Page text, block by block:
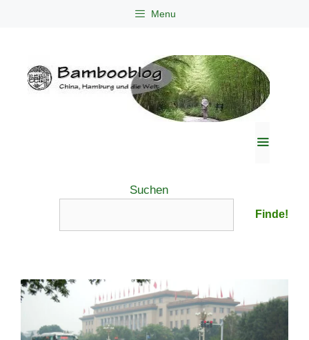
Menu
Suchen
Finde!